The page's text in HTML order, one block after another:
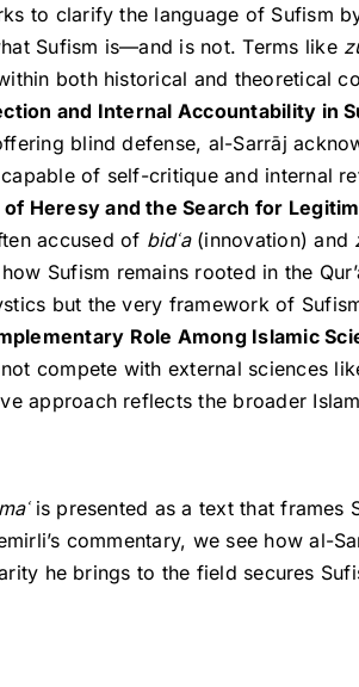
to clarify the language of Sufism
Sufism is—and is not. Terms like
both historical and theoretical
and Internal Accountability in
blind defense, al-Sarrāj
of self-critique and internal
Heresy and the Search for
accused of bidʿa(innovation) and
Sufism remains rooted in the
but the very framework of
Role Among Islamic
compete with external sciences
approach reflects the broader
ʿis presented as a text that frames
commentary, we see how al-
he brings to the field secures